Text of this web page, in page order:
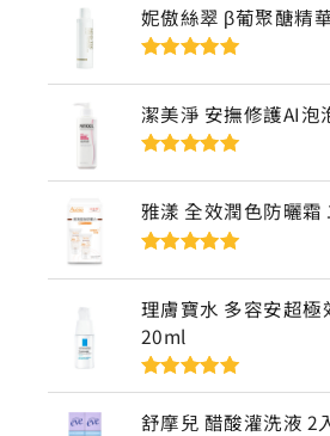
妮傲絲翠 β葡聚醣精
5
潔美淨 安撫修護AI泡
5
雅漾 全效潤色防曬霜
5
理膚寶水 多容安超極
20ml
評分5滿分
5
舒摩兒 醋酸灌洗液 2